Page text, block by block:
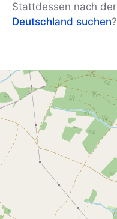
Stattdessen nach der
Deutschland suchen?